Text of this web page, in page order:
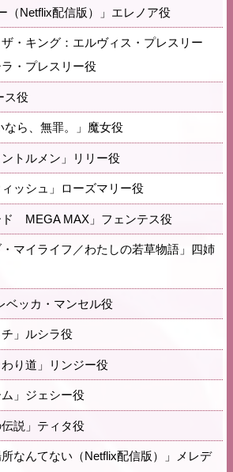
（Netflix配信版）」エレノア役
ザ・キング：エルヴィス・プレスリー
・プレスリー役
ス役
なら、無罪。」魔女役
ントルメン」リリー役
ィッシュ」ローズマリー役
ド MEGA MAX」フェンテス役
・マイライフ／わたしの若草物語」四姉
ベッカ・マンセル役
チ」ルシラ役
わり道」リンジー役
ム」ジェシー役
伝説」ティタ役
所なんてない（Netflix配信版）」メレデ